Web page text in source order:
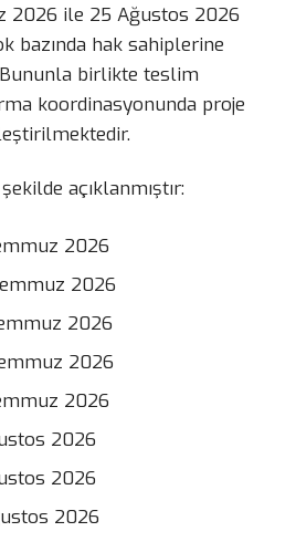
2026 ile 25 Ağustos 2026
bazında hak sahiplerine
birlikte teslim
koordinasyonunda proje
açıklanmıştır:
2026
2026
2026
2026
2026
2026
2026
2026